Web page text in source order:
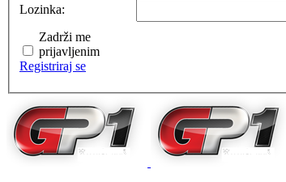
Lozinka:
Zadrži me
prijavljenim
Registriraj se